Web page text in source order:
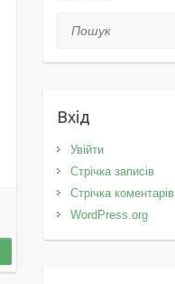
Пошук
Вхід
Увійти
Стрічка записів
Стрічка коментарів
WordPress.org